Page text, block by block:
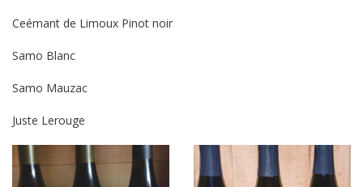
Ceémant de Limoux Pinot noir
Samo Blanc
Samo Mauzac
Juste Lerouge